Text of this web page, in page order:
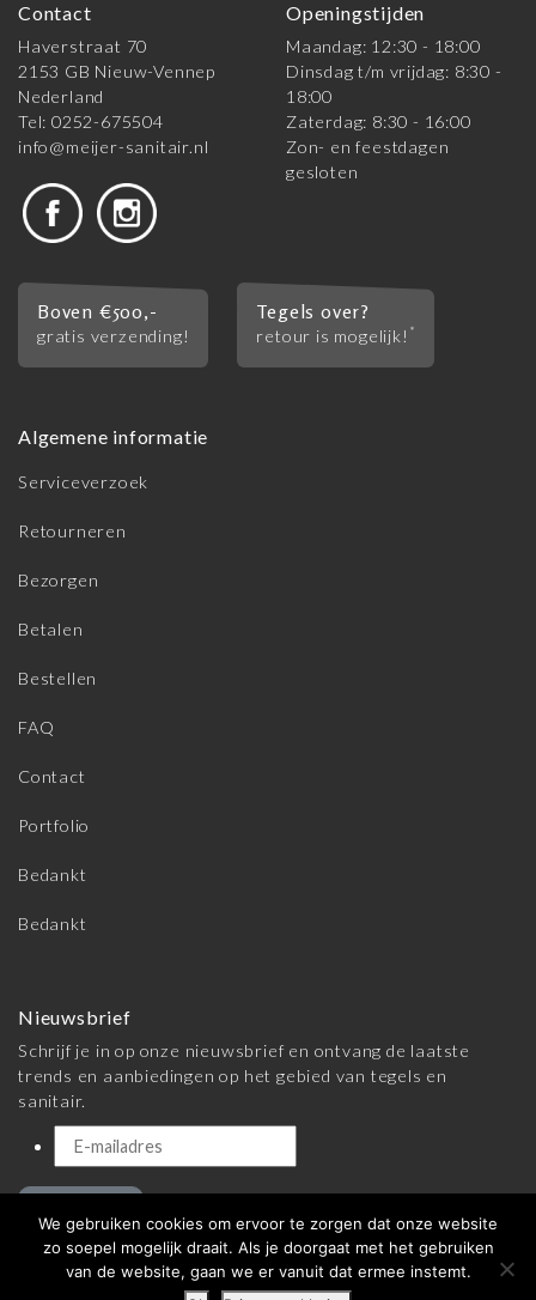
Contact
Haverstraat 70
2153 GB Nieuw-Vennep
Nederland
Tel: 0252-675504
info@meijer-sanitair.nl
Openingstijden
Maandag: 12:30 - 18:00
Dinsdag t/m vrijdag: 8:30 -
18:00
Zaterdag: 8:30 - 16:00
Zon- en feestdagen
gesloten
Boven €500,-
gratis verzending!
Tegels over?
retour is mogelijk! *
Algemene informatie
Serviceverzoek
Retourneren
Bezorgen
Betalen
Bestellen
FAQ
Contact
Portfolio
Bedankt
Bedankt
Nieuwsbrief
Schrijf je in op onze nieuwsbrief en ontvang de laatste
trends en aanbiedingen op het gebied van tegels en
sanitair.
© 2026 Meijer Tegels & Sanitair |Algemene voorwaarden
We gebruiken cookies om ervoor te zorgen dat onze website
zo soepel mogelijk draait. Als je doorgaat met het gebruiken
van de website, gaan we er vanuit dat ermee instemt.